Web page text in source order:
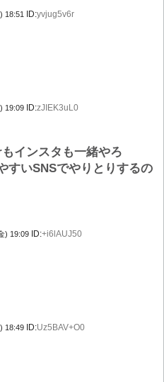
18:51 ID:yvjug5v6r
19:09 ID:zJIEK3uL0
インスタも一緒やろ
すいSNSでやりとりするの
) 19:09 ID:+i6lAUJ50
18:49 ID:Uz5BAV+O0